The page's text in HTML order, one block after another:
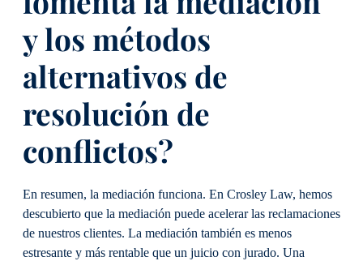
y los métodos
alternativos de
resolución de
conflictos?
En resumen, la mediación funciona. En Crosley Law, hemos
descubierto que la mediación puede acelerar las reclamaciones
de nuestros clientes. La mediación también es menos
estresante y más rentable que un juicio con jurado. Una